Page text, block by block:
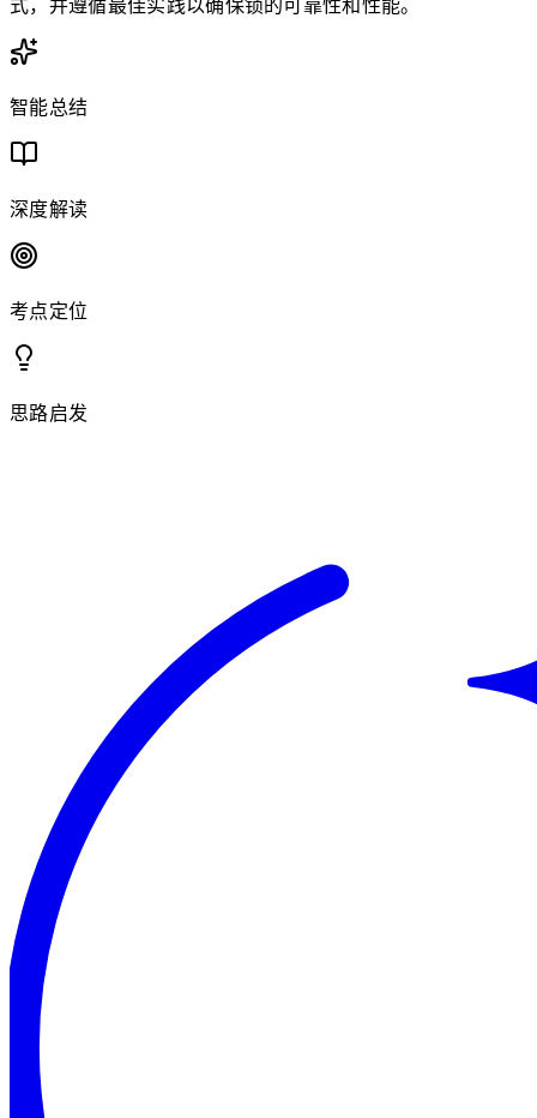
式，并遵循最佳实践以确保锁的可靠性和性能。
智能总结
深度解读
考点定位
思路启发